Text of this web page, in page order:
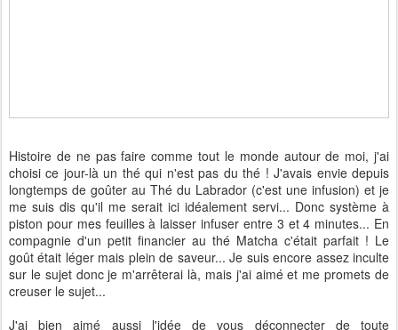
Histoire de ne pas faire comme tout le monde autour de moi, j'ai
choisi ce jour-là un thé qui n'est pas du thé ! J'avais envie depuis
longtemps de goûter au Thé du Labrador (c'est une infusion) et je
me suis dis qu'il me serait ici idéalement servi... Donc système à
piston pour mes feuilles à laisser infuser entre 3 et 4 minutes... En
compagnie d'un petit financier au thé Matcha c'était parfait ! Le
goût était léger mais plein de saveur... Je suis encore assez inculte
sur le sujet donc je m'arrêterai là, mais j'ai aimé et me promets de
creuser le sujet...
J'ai bien aimé aussi l'idée de vous déconnecter de toute